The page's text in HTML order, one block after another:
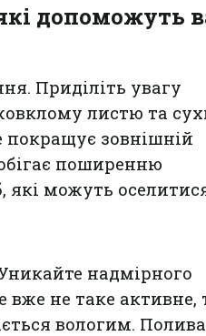
допоможуть
Приділіть увагу
листю та
зовнішній
поширенню
які можуть
надмірного
вже не таке активне,
вологим.